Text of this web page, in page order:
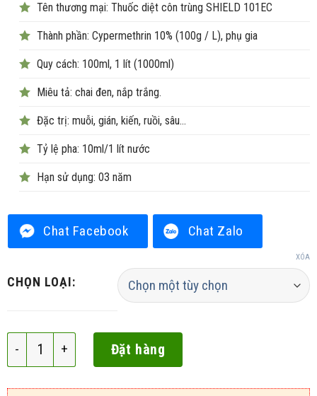
từ
40.000₫
đến
270.000₫
Tên thương mại: Thuốc diệt côn trùng SHIELD 101EC
Thành phần: Cypermethrin 10% (100g / L), phụ gia
Quy cách: 100ml, 1 lít (1000ml)
Miêu tả: chai đen, nắp trắng.
Đặc trị: muỗi, gián, kiến, ruồi, sâu…
Tỷ lệ pha: 10ml/1 lít nước
Hạn sử dụng: 03 năm
Chat Facebook Chat Zalo
CHỌN LOẠI:
XÓA
SHIELD 101EC số lượng
Đặt hàng